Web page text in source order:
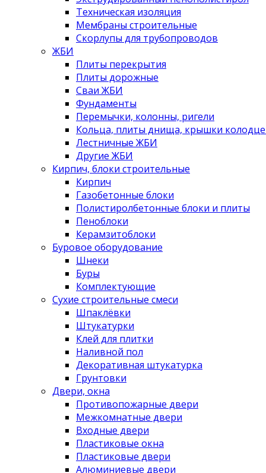
Техническая изоляция
Мембраны строительные
Скорлупы для трубопроводов
ЖБИ
Плиты перекрытия
Плиты дорожные
Сваи ЖБИ
Фундаменты
Перемычки, колонны, ригели
Кольца, плиты днища, крышки
Лестничные ЖБИ
Другие ЖБИ
Кирпич, блоки строительные
Кирпич
Газобетонные блоки
Полистиролбетонные блоки и плиты
Пеноблоки
Керамзитоблоки
Буровое оборудование
Шнеки
Буры
Комплектующие
Сухие строительные смеси
Шпаклёвки
Штукатурки
Клей для плитки
Наливной пол
Декоративная штукатурка
Грунтовки
Двери, окна
Противопожарные двери
Межкомнатные двери
Входные двери
Пластиковые окна
Пластиковые двери
Алюминиевые двери